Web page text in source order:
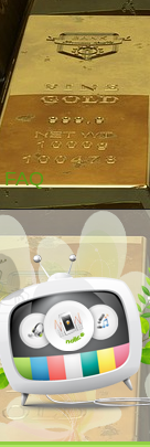
FAQ